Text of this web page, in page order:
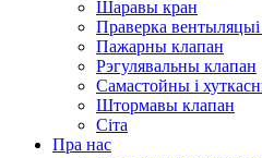
Шаравы кран
Праверка вентыляцыі
Пажарны клапан
Рэгулявальны клапан
Самастойны і
Штормавы клапан
Сіта
Пра нас